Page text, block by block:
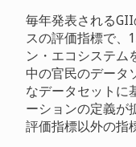
毎年発表される
スの評価指標で、
ン・エコシステム
中の官民のデータ
なデータセットに
ーションの定義が
評価指標以外の指